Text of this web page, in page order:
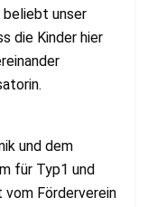
beliebt unser
die Kinder hier
und dem
für Typ1 und
Förderverein